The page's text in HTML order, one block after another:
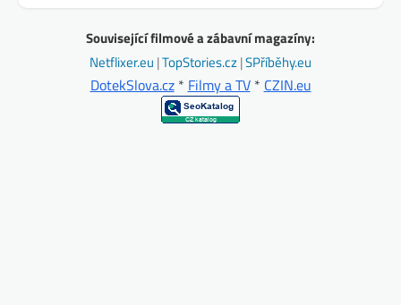
Související filmové a zábavní magazíny:
Netflixer.eu |TopStories.cz|SPříběhy.eu
DotekSlova.cz* Filmy a TV* CZIN.eu